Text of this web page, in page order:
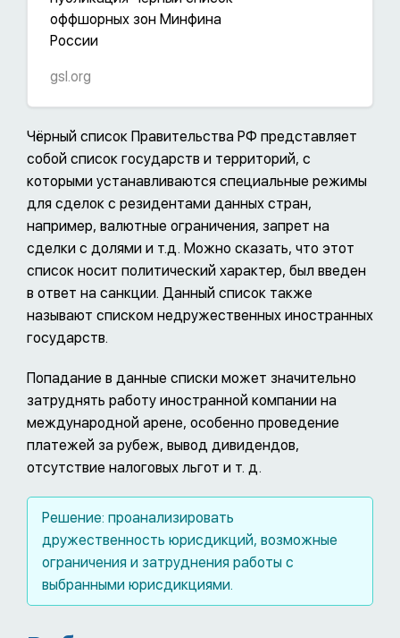
оффшорных зон Минфина
России
gsl.org
Чёрный список Правительства РФ представляет
собой список государств и территорий, с
которыми устанавливаются специальные режимы
для сделок с резидентами данных стран,
например, валютные ограничения, запрет на
сделки с долями и т.д. Можно сказать, что этот
список носит политический характер, был введен
в ответ на санкции. Данный список также
называют списком недружественных иностранных
государств.
Попадание в данные списки может значительно
затруднять работу иностранной компании на
международной арене, особенно проведение
платежей за рубеж, вывод дивидендов,
отсутствие налоговых льгот и т. д.
Решение: проанализировать
дружественность юрисдикций, возможные
ограничения и затруднения работы с
выбранными юрисдикциями.